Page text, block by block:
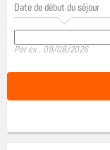
Date de début du séjour
Date
Par ex., 09/08/2026